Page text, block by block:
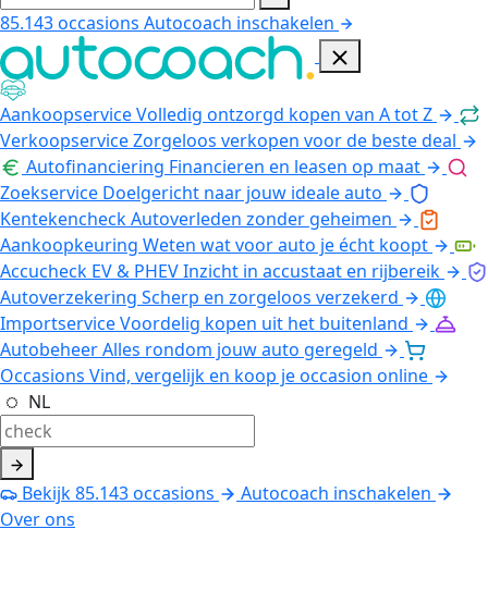
85.143occasions Autocoach inschakelen
AankoopserviceVolledig ontzorgd kopen van A tot Z
VerkoopserviceZorgeloos verkopen voor de beste deal
Autofinanciering Financieren en leasen op maat
Zoekservice Doelgericht naar jouw ideale auto
KentekencheckAutoverleden zonder geheimen
Aankoopkeuring Weten wat voor auto je écht koopt
Accucheck EV & PHEVInzicht in accustaat en rijbereik
Autoverzekering Scherp en zorgeloos verzekerd
ImportserviceVoordelig kopen uit het buitenland
AutobeheerAlles rondom jouw auto geregeld
Occasions Vind, vergelijk en koop je occasion online
NL
Bekijk85.143occasions
Autocoach inschakelen
Over ons